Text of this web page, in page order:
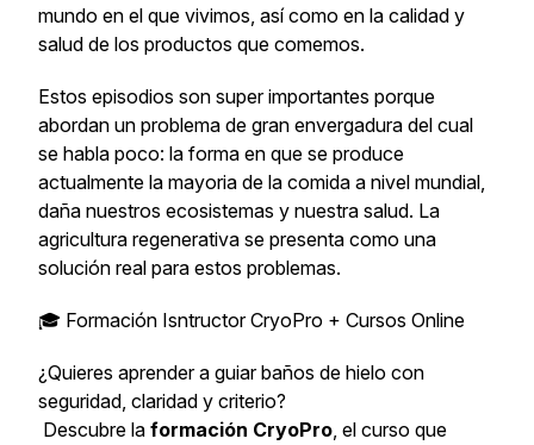
mundo en el que vivimos, así como en la calidad y
salud de los productos que comemos.
Estos episodios son super importantes porque
abordan un problema de gran envergadura del cual
se habla poco: la forma en que se produce
actualmente la mayoria de la comida a nivel mundial,
daña nuestros ecosistemas y nuestra salud. La
agricultura regenerativa se presenta como una
solución real para estos problemas.
🎓 Formación Isntructor CryoPro + Cursos Online
¿Quieres aprender a guiar baños de hielo con
seguridad, claridad y criterio?
Descubre la formación CryoPro, el curso que